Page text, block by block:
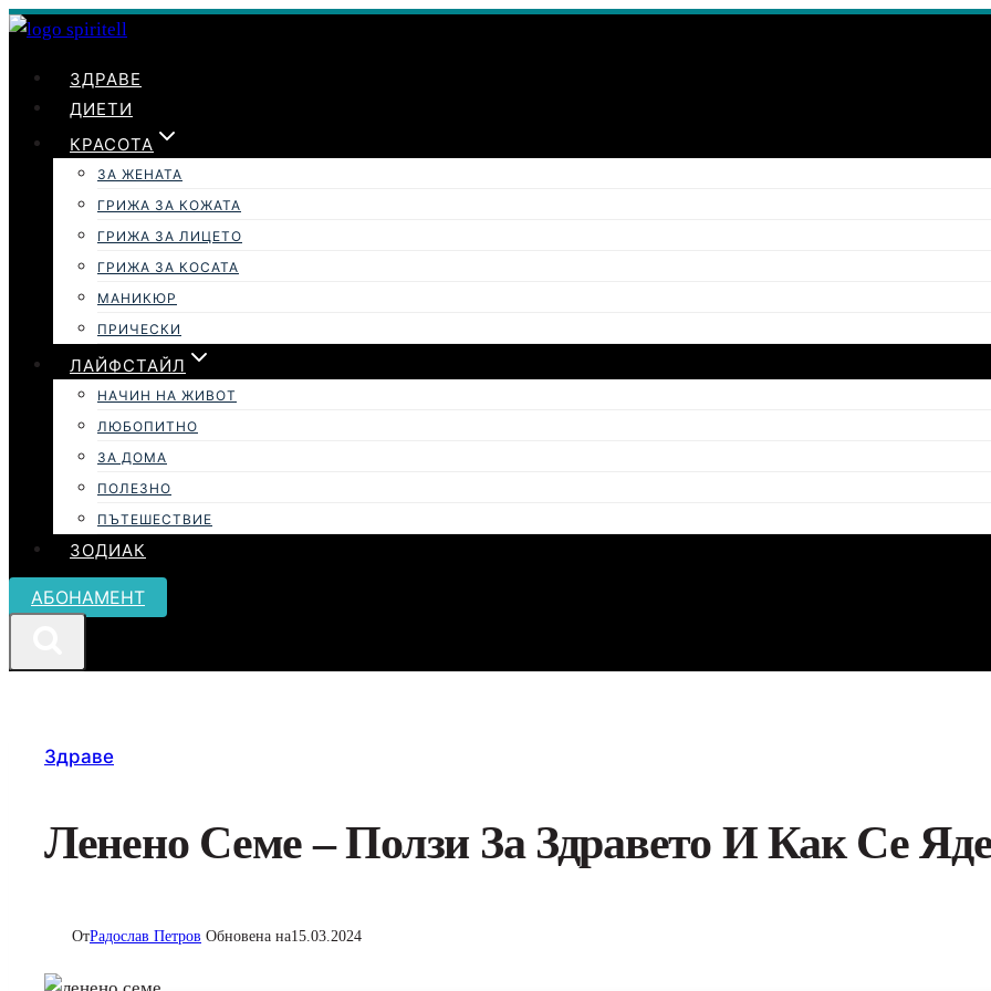
Към
ЗДРАВЕ
ДИЕТИ
КРАСОТА
ЗА ЖЕНАТА
ГРИЖА ЗА КОЖАТА
ГРИЖА ЗА ЛИЦЕТО
ГРИЖА ЗА КОСАТА
МАНИКЮР
ПРИЧЕСКИ
ЛАЙФСТАЙЛ
НАЧИН НА ЖИВОТ
ЛЮБОПИТНО
ЗА ДОМА
ПОЛЕЗНО
ПЪТЕШЕСТВИЕ
ЗОДИАК
АБОНАМЕНТ
Здраве
Ленено Семе – Ползи За Здравето И Как Се
ОтРадослав Петров Обновена на15.03.2024